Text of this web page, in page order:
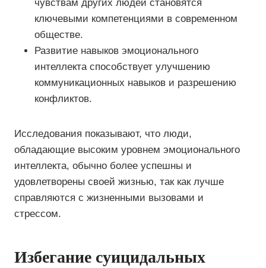
чувствам других людей становятся
ключевыми компетенциями в современном
обществе.
Развитие навыков эмоционального
интеллекта способствует улучшению
коммуникационных навыков и разрешению
конфликтов.
Исследования показывают, что люди,
обладающие высоким уровнем эмоционального
интеллекта, обычно более успешны и
удовлетворены своей жизнью, так как лучше
справляются с жизненными вызовами и
стрессом.
Избегание суицидальных